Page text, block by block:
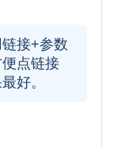
接+参数
点链接
好。